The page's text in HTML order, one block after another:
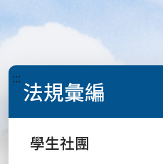
::: 法規彙編
學生社團